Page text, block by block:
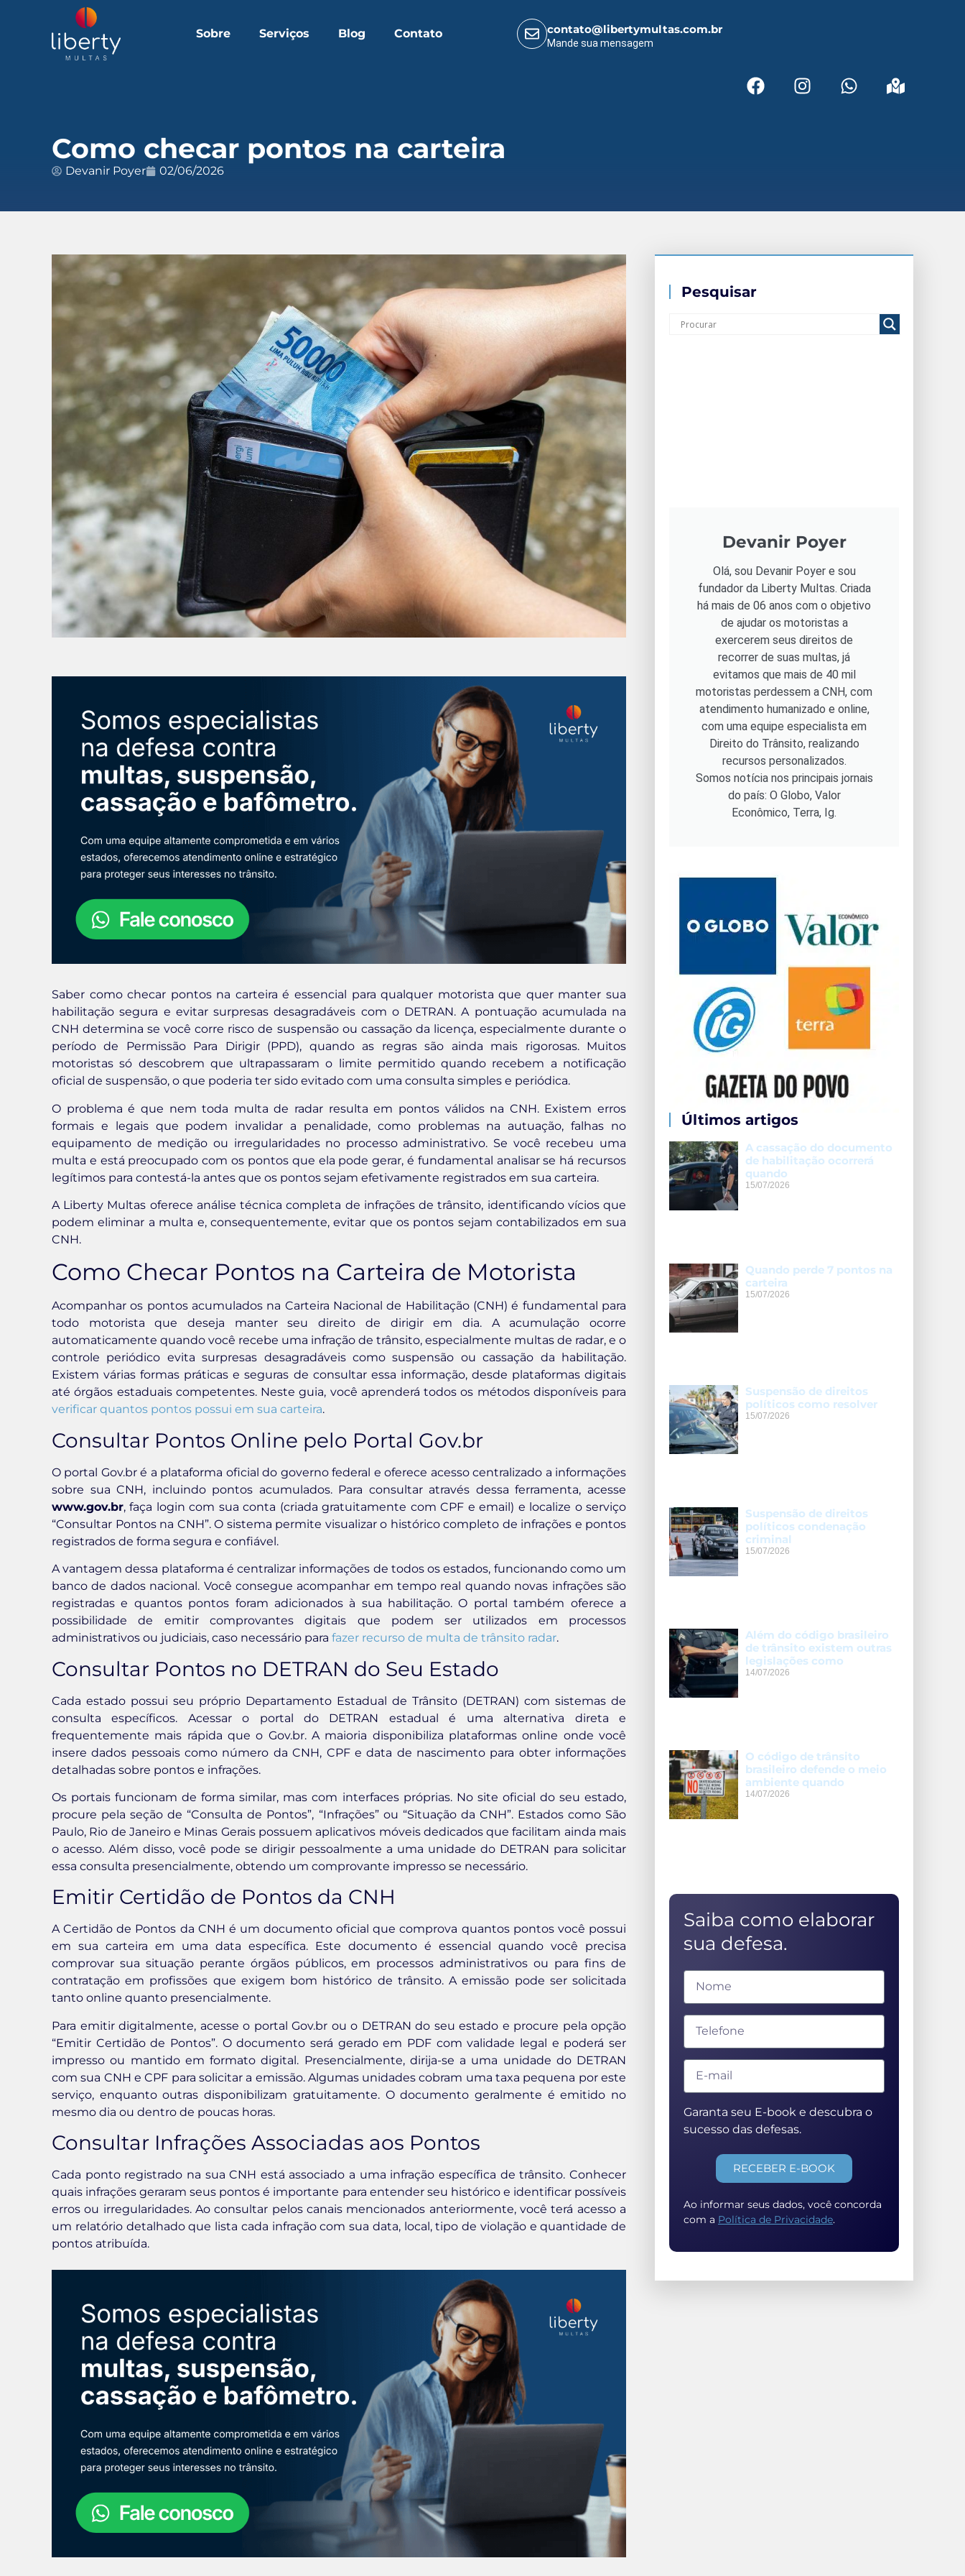
Sobre Serviços Blog Contato contato@libertymultas.com.br
Mande sua mensagem
Como checar pontos na carteira
Devanir Poyer 02/06/2026
Saber como checar pontos na carteira é essencial para qualquer motorista que quer manter sua
habilitação segura e evitar surpresas desagradáveis com o DETRAN. A pontuação acumulada na
CNH determina se você corre risco de suspensão ou cassação da licença, especialmente durante o
período de Permissão Para Dirigir (PPD), quando as regras são ainda mais rigorosas. Muitos
motoristas só descobrem que ultrapassaram o limite permitido quando recebem a notificação
oficial de suspensão, o que poderia ter sido evitado com uma consulta simples e periódica.
O problema é que nem toda multa de radar resulta em pontos válidos na CNH. Existem erros
formais e legais que podem invalidar a penalidade, como problemas na autuação, falhas no
equipamento de medição ou irregularidades no processo administrativo. Se você recebeu uma
multa e está preocupado com os pontos que ela pode gerar, é fundamental analisar se há recursos
legítimos para contestá-la antes que os pontos sejam efetivamente registrados em sua carteira.
A Liberty Multas oferece análise técnica completa de infrações de trânsito, identificando vícios que
podem eliminar a multa e, consequentemente, evitar que os pontos sejam contabilizados em sua
CNH.
Como Checar Pontos na Carteira de Motorista
Acompanhar os pontos acumulados na Carteira Nacional de Habilitação (CNH) é fundamental para
todo motorista que deseja manter seu direito de dirigir em dia. A acumulação ocorre
automaticamente quando você recebe uma infração de trânsito, especialmente multas de radar, e o
controle periódico evita surpresas desagradáveis como suspensão ou cassação da habilitação.
Existem várias formas práticas e seguras de consultar essa informação, desde plataformas digitais
até órgãos estaduais competentes. Neste guia, você aprenderá todos os métodos disponíveis para
verificar quantos pontos possui em sua carteira.
Consultar Pontos Online pelo Portal Gov.br
O portal Gov.br é a plataforma oficial do governo federal e oferece acesso centralizado a informações
sobre sua CNH, incluindo pontos acumulados. Para consultar através dessa ferramenta, acesse
www.gov.br, faça login com sua conta (criada gratuitamente com CPF e email) e localize o serviço
“Consultar Pontos na CNH”. O sistema permite visualizar o histórico completo de infrações e pontos
registrados de forma segura e confiável.
A vantagem dessa plataforma é centralizar informações de todos os estados, funcionando como um
banco de dados nacional. Você consegue acompanhar em tempo real quando novas infrações são
registradas e quantos pontos foram adicionados à sua habilitação. O portal também oferece a
possibilidade de emitir comprovantes digitais que podem ser utilizados em processos
administrativos ou judiciais, caso necessário para fazer recurso de multa de trânsito radar.
Consultar Pontos no DETRAN do Seu Estado
Cada estado possui seu próprio Departamento Estadual de Trânsito (DETRAN) com sistemas de
consulta específicos. Acessar o portal do DETRAN estadual é uma alternativa direta e
frequentemente mais rápida que o Gov.br. A maioria disponibiliza plataformas online onde você
insere dados pessoais como número da CNH, CPF e data de nascimento para obter informações
detalhadas sobre pontos e infrações.
Os portais funcionam de forma similar, mas com interfaces próprias. No site oficial do seu estado,
procure pela seção de “Consulta de Pontos”, “Infrações” ou “Situação da CNH”. Estados como São
Paulo, Rio de Janeiro e Minas Gerais possuem aplicativos móveis dedicados que facilitam ainda mais
o acesso. Além disso, você pode se dirigir pessoalmente a uma unidade do DETRAN para solicitar
essa consulta presencialmente, obtendo um comprovante impresso se necessário.
Emitir Certidão de Pontos da CNH
A Certidão de Pontos da CNH é um documento oficial que comprova quantos pontos você possui
em sua carteira em uma data específica. Este documento é essencial quando você precisa
comprovar sua situação perante órgãos públicos, em processos administrativos ou para fins de
contratação em profissões que exigem bom histórico de trânsito. A emissão pode ser solicitada
tanto online quanto presencialmente.
Para emitir digitalmente, acesse o portal Gov.br ou o DETRAN do seu estado e procure pela opção
“Emitir Certidão de Pontos”. O documento será gerado em PDF com validade legal e poderá ser
impresso ou mantido em formato digital. Presencialmente, dirija-se a uma unidade do DETRAN
com sua CNH e CPF para solicitar a emissão. Algumas unidades cobram uma taxa pequena por este
serviço, enquanto outras disponibilizam gratuitamente. O documento geralmente é emitido no
mesmo dia ou dentro de poucas horas.
Consultar Infrações Associadas aos Pontos
Cada ponto registrado na sua CNH está associado a uma infração específica de trânsito. Conhecer
quais infrações geraram seus pontos é importante para entender seu histórico e identificar possíveis
erros ou irregularidades. Ao consultar pelos canais mencionados anteriormente, você terá acesso a
um relatório detalhado que lista cada infração com sua data, local, tipo de violação e quantidade de
pontos atribuída.
Pesquisar
Devanir Poyer
Olá, sou Devanir Poyer e sou
fundador da Liberty Multas. Criada
há mais de 06 anos com o objetivo
de ajudar os motoristas a
exercerem seus direitos de
recorrer de suas multas, já
evitamos que mais de 40 mil
motoristas perdessem a CNH, com
atendimento humanizado e online,
com uma equipe especialista em
Direito do Trânsito, realizando
recursos personalizados.
Somos notícia nos principais jornais
do país: O Globo, Valor
Econômico, Terra, Ig.
Últimos artigos
A cassação do documento
de habilitação ocorrerá
quando
15/07/2026
Quando perde 7 pontos na
carteira
15/07/2026
Suspensão de direitos
políticos como resolver
15/07/2026
Suspensão de direitos
políticos condenação
criminal
15/07/2026
Além do código brasileiro
de trânsito existem outras
legislações como
14/07/2026
O código de trânsito
brasileiro defende o meio
ambiente quando
14/07/2026
Saiba como elaborar
sua defesa.
Garanta seu E-book e descubra o
sucesso das defesas.
RECEBER E-BOOK
Ao informar seus dados, você concorda
com a Política de Privacidade.